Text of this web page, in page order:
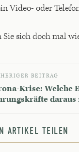
Video- oder
Sie sich doch mal
BEITRAG
Krise: Welche
ARTIKEL TEILEN